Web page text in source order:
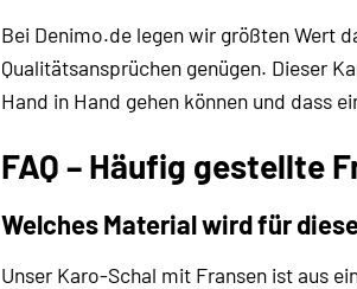
Bei Denimo.de legen wir größten Wert
Qualitätsansprüchen genügen. Dieser
Hand in Hand gehen können und dass
FAQ – Häufig gestellte
Welches Material wird für
Unser Karo-Schal mit Fransen ist aus